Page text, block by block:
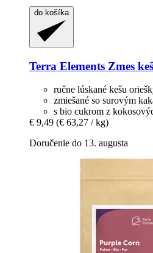
do košíka
Terra Elements Zmes
ručne lúskané kešu
zmiešané so surovým
s bio cukrom z
€ 9,49 (€ 63,27 / kg)
Doručenie do 13. augusta